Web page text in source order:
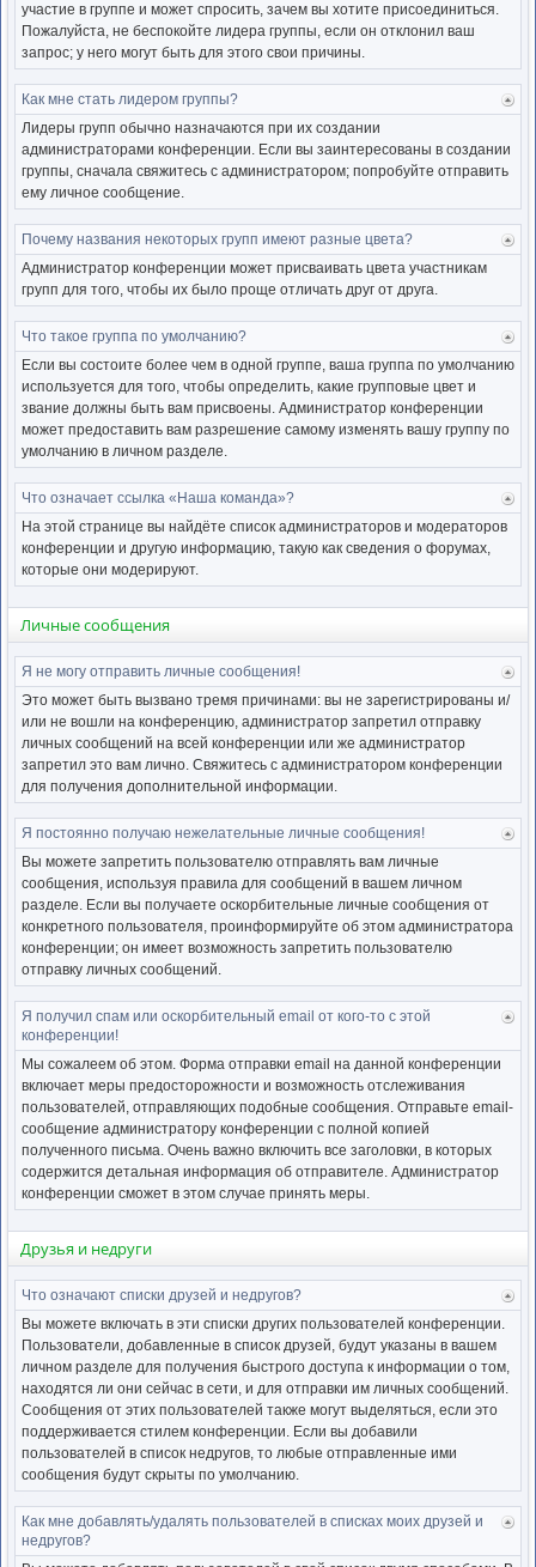
участие в группе и может спросить, зачем вы хотите присоединиться.
Пожалуйста, не беспокойте лидера группы, если он отклонил ваш
запрос; у него могут быть для этого свои причины.
Как мне стать лидером группы?
Лидеры групп обычно назначаются при их создании
администраторами конференции. Если вы заинтересованы в создании
группы, сначала свяжитесь с администратором; попробуйте отправить
ему личное сообщение.
Почему названия некоторых групп имеют разные цвета?
Администратор конференции может присваивать цвета участникам
групп для того, чтобы их было проще отличать друг от друга.
к
Что такое группа по умолчанию?
Если вы состоите более чем в одной группе, ваша группа по умолчанию
используется для того, чтобы определить, какие групповые цвет и
звание должны быть вам присвоены. Администратор конференции
может предоставить вам разрешение самому изменять вашу группу по
умолчанию в личном разделе.
к
Что означает ссылка «Наша команда»?
На этой странице вы найдёте список администраторов и модераторов
конференции и другую информацию, такую как сведения о форумах,
которые они модерируют.
Личные сообщения
к
Я не могу отправить личные сообщения!
Это может быть вызвано тремя причинами: вы не зарегистрированы и/
или не вошли на конференцию, администратор запретил отправку
личных сообщений на всей конференции или же администратор
запретил это вам лично. Свяжитесь с администратором конференции
для получения дополнительной информации.
Я постоянно получаю нежелательные личные сообщения!
Вы можете запретить пользователю отправлять вам личные
сообщения, используя правила для сообщений в вашем личном
разделе. Если вы получаете оскорбительные личные сообщения от
конкретного пользователя, проинформируйте об этом администратора
конференции; он имеет возможность запретить пользователю
отправку личных сообщений.
Я получил спам или оскорбительный email от кого-то с этой
конференции!
Мы сожалеем об этом. Форма отправки email на данной конференции
включает меры предосторожности и возможность отслеживания
пользователей, отправляющих подобные сообщения. Отправьте email-
сообщение администратору конференции с полной копией
полученного письма. Очень важно включить все заголовки, в которых
содержится детальная информация об отправителе. Администратор
конференции сможет в этом случае принять меры.
Друзья и недруги
Что означают списки друзей и недругов?
Вы можете включать в эти списки других пользователей конференции.
Пользователи, добавленные в список друзей, будут указаны в вашем
личном разделе для получения быстрого доступа к информации о том,
находятся ли они сейчас в сети, и для отправки им личных сообщений.
Сообщения от этих пользователей также могут выделяться, если это
поддерживается стилем конференции. Если вы добавили
пользователей в список недругов, то любые отправленные ими
сообщения будут скрыты по умолчанию.
Как мне добавлять/удалять пользователей в списках моих друзей и
недругов?